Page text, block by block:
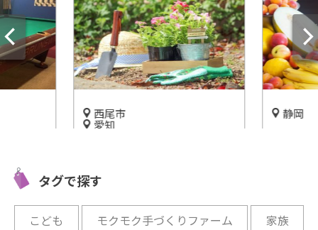
栄
た!!
西尾市
愛知
の農園・バラ園」
静岡
タグで探す
こども モクモク手づくりファーム
家族